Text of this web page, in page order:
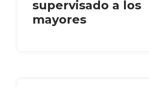
supervisado a los
mayores